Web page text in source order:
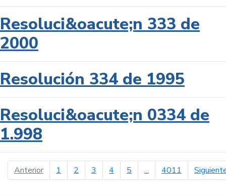
Resoluci&oacute;n 333 de
2000
Resolución 334 de 1995
Resoluci&oacute;n 0334 de
1.998
Anteriorpágina anterior
1 2 3 4 5 ... 4011